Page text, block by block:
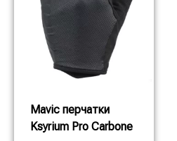
Mavic перчатки
Ksyrium Pro Carbone